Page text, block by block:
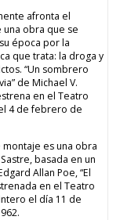
afronta el
obra que se
época por la
que trata: la droga y
“Un sombrero
de Michael V.
en el Teatro
4 de febrero de
montaje es una obra
basada en un
Allan Poe, “El
en el Teatro
el día 11 de